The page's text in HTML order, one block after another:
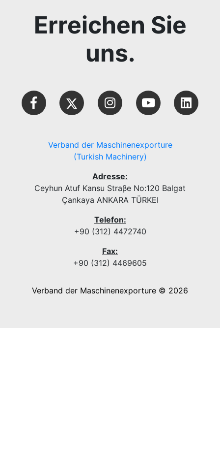
Erreichen Sie
uns.
Verband der Maschinenexporture
(Turkish Machinery)
Adresse:
Ceyhun Atuf Kansu Straβe No:120 Balgat
Çankaya ANKARA TÜRKEI
Telefon:
+90 (312) 4472740
Fax:
+90 (312) 4469605
Verband der Maschinenexporture © 2026